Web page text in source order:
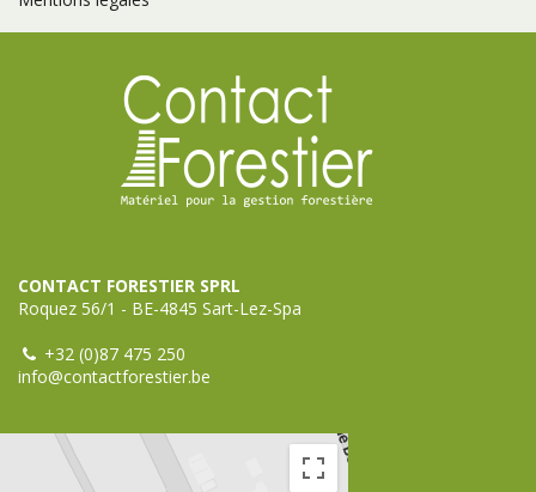
CONTACT FORESTIER SPRL
Roquez 56/1 - BE-4845 Sart-Lez-Spa
+32 (0)87 475 250
info@contactforestier.be